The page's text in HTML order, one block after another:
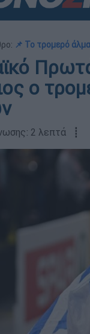
📌 To τρομερό
ο
2 λεπτά ┋